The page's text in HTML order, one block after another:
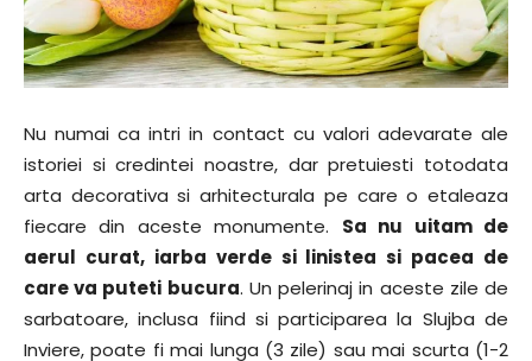
Nu numai ca intri in contact cu valori adevarate ale
istoriei si credintei noastre, dar pretuiesti totodata
arta decorativa si arhitecturala pe care o etaleaza
fiecare din aceste monumente. Sa nu uitam de
aerul curat, iarba verde si linistea si pacea de
care va puteti bucura. Un pelerinaj in aceste zile de
sarbatoare, inclusa fiind si participarea la Slujba de
Inviere, poate fi mai lunga (3 zile) sau mai scurta (1-2